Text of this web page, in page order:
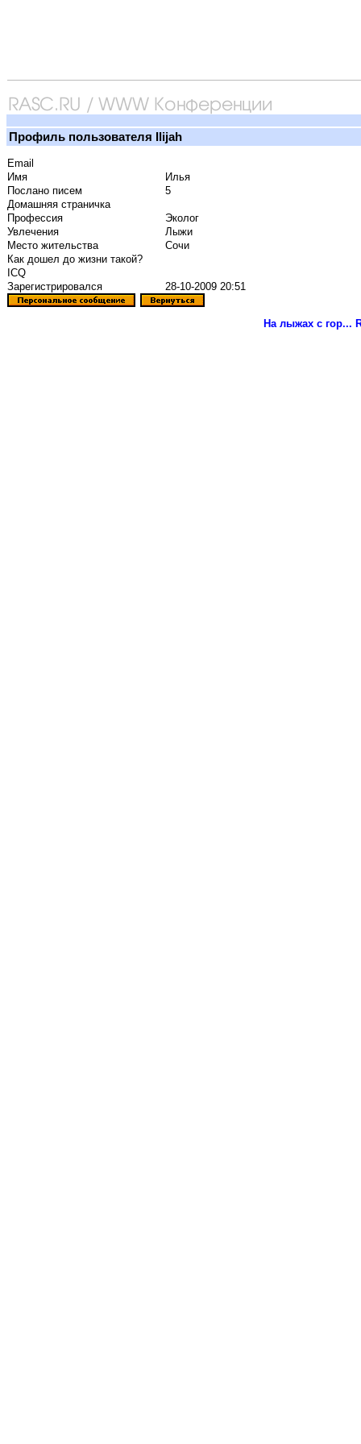
Профиль пользователя Ilijah
Email
Имя
Илья
Послано писем
5
Домашняя страничка
Профессия
Эколог
Увлечения
Лыжи
Место жительства
Сочи
Как дошел до жизни такой?
ICQ
Зарегистрировался
28-10-2009 20:51
На лыжах с гор...